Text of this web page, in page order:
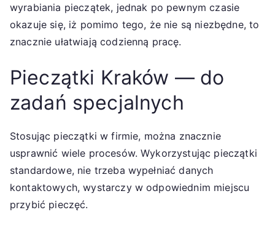
wyrabiania pieczątek, jednak po pewnym czasie
okazuje się, iż pomimo tego, że nie są niezbędne, to
znacznie ułatwiają codzienną pracę.
Pieczątki Kraków — do
zadań specjalnych
Stosując pieczątki w firmie, można znacznie
usprawnić wiele procesów. Wykorzystując pieczątki
standardowe, nie trzeba wypełniać danych
kontaktowych, wystarczy w odpowiednim miejscu
przybić pieczęć.